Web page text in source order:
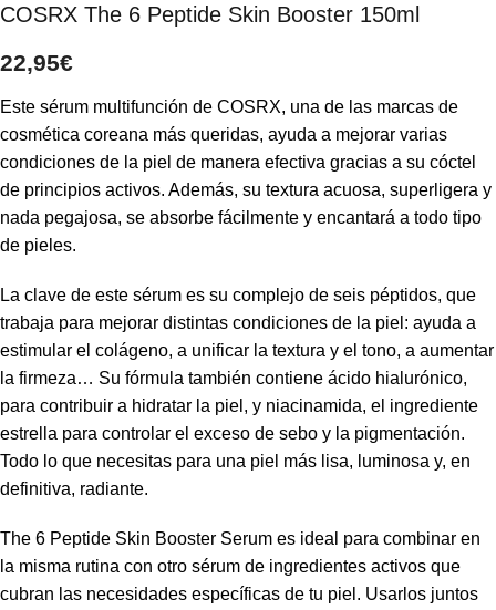
COSRX The 6 Peptide Skin Booster 150ml
22,95€
Este sérum multifunción de COSRX, una de las marcas de
cosmética coreana más queridas, ayuda a mejorar varias
condiciones de la piel de manera efectiva gracias a su cóctel
de principios activos. Además, su textura acuosa, superligera y
nada pegajosa, se absorbe fácilmente y encantará a todo tipo
de pieles.
La clave de este sérum es su complejo de seis péptidos, que
trabaja para mejorar distintas condiciones de la piel: ayuda a
estimular el colágeno, a unificar la textura y el tono, a aumentar
la firmeza… Su fórmula también contiene ácido hialurónico,
para contribuir a hidratar la piel, y niacinamida, el ingrediente
estrella para controlar el exceso de sebo y la pigmentación.
Todo lo que necesitas para una piel más lisa, luminosa y, en
definitiva, radiante.
The 6 Peptide Skin Booster Serum es ideal para combinar en
la misma rutina con otro sérum de ingredientes activos que
cubran las necesidades específicas de tu piel. Usarlos juntos